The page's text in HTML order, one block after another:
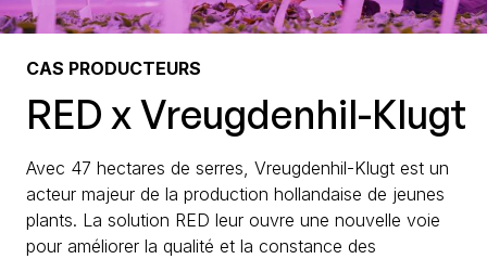
CAS PRODUCTEURS
RED x Vreugdenhil-Klugt
Avec 47 hectares de serres, Vreugdenhil-Klugt est un
acteur majeur de la production hollandaise de jeunes
plants. La solution RED leur ouvre une nouvelle voie
pour améliorer la qualité et la constance des